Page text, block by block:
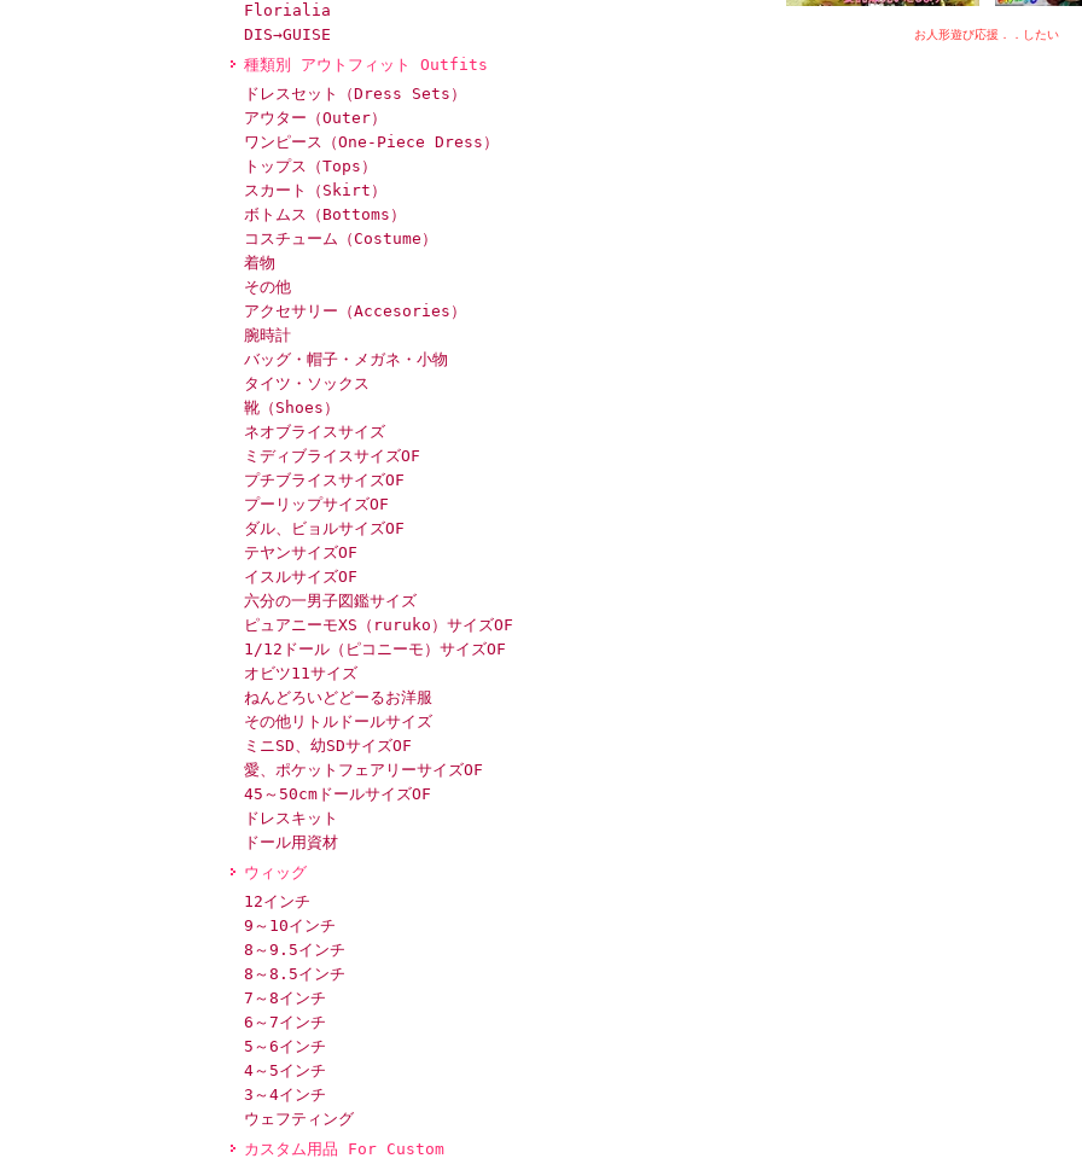
Florialia
DIS→GUISE
種類別 アウトフィット Outfits
ドレスセット（Dress Sets）
アウター（Outer）
ワンピース（One-Piece Dress）
トップス（Tops）
スカート（Skirt）
ボトムス（Bottoms）
コスチューム（Costume）
着物
その他
アクセサリー（Accesories）
腕時計
バッグ・帽子・メガネ・小物
タイツ・ソックス
靴（Shoes）
ネオブライスサイズ
ミディブライスサイズOF
プチブライスサイズOF
プーリップサイズOF
ダル、ビョルサイズOF
テヤンサイズOF
イスルサイズOF
六分の一男子図鑑サイズ
ピュアニーモXS（ruruko）サイズOF
1/12ドール（ピコニーモ）サイズOF
オビツ11サイズ
ねんどろいどどーるお洋服
その他リトルドールサイズ
ミニSD、幼SDサイズOF
愛、ポケットフェアリーサイズOF
45～50cmドールサイズOF
ドレスキット
ドール用資材
ウィッグ
12インチ
9～10インチ
8～9.5インチ
8～8.5インチ
7～8インチ
6～7インチ
5～6インチ
4～5インチ
3～4インチ
ウェフティング
カスタム用品 For Custom
お人形遊び応援．．したい